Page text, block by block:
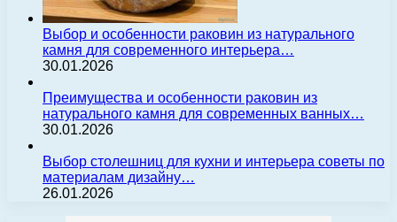
Выбор и особенности раковин из натурального
камня для современного интерьера…
30.01.2026
Преимущества и особенности раковин из
натурального камня для современных ванных…
30.01.2026
Выбор столешниц для кухни и интерьера советы по
материалам дизайну…
26.01.2026